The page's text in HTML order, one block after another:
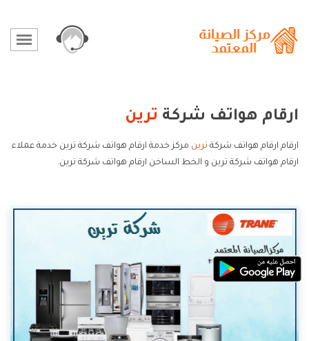
ارقام هواتف شركة ترين
ارقام ارقام هواتف شركة ترين مركز خدمة ارقام هواتف شركة ترين خدمة عملاء
ارقام هواتف شركة ترين و الخط الساخن ارقام هواتف شركة ترين.